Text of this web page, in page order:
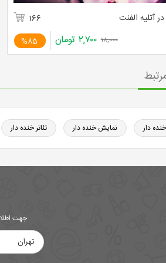
آتلیه الفنت 166
%85 ۱۸,۰۰۰ ۲,۷۰۰ تومان
دار نمایش خنده دار تئاتر خنده دار
جهت
تهران